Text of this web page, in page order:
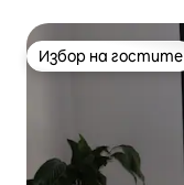
Избор на гостите
Избор на гостите